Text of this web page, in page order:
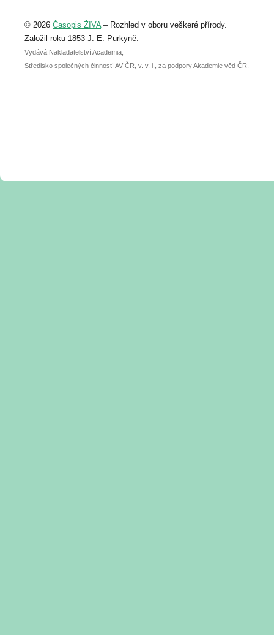
abstraktu přihlášené přednášky nebo
posteru je už 30. června.
© 2026 Časopis ŽIVA– Rozhled v oboru veškeré přírody.
Založil roku 1853 J. E. Purkyně.
Vydává Nakladatelství Academia,
Středisko společných činností AV ČR, v. v. i., za podpory Akademie věd ČR.